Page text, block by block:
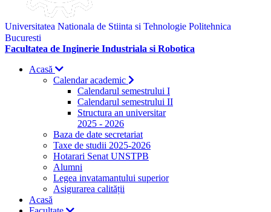
Universitatea Nationala de Stiinta si Tehnologie Politehnica
Bucuresti
Facultatea de Inginerie Industriala si Robotica
Acasă
Calendar academic
Calendarul semestrului I
Calendarul semestrului II
Structura an universitar
2025 - 2026
Baza de date secretariat
Taxe de studii 2025-2026
Hotarari Senat UNSTPB
Alumni
Legea invatamantului superior
Asigurarea calității
Acasă